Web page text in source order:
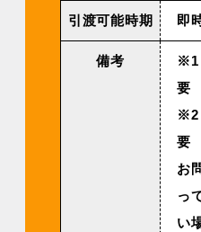
引渡可能時期 即
備考
※1
要
※2
要
お
っ
い